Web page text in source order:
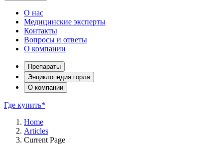
О нас
Медицинские эксперты
Контакты
Вопросы и ответы
О компании
Препараты
Энциклопедия горла
О компании
Где купить*
Home
Articles
Current Page